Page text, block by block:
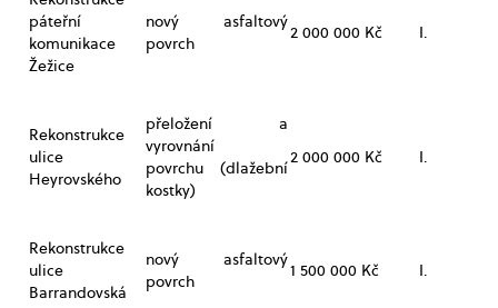
páteřní
komunikace
Žežice
nový asfaltový
povrch
2 000 000 Kč I.
Rekonstrukce
ulice
Heyrovského
přeložení a
vyrovnání
povrchu (dlažební
kostky)
2 000 000 Kč I.
Rekonstrukce
ulice
Barrandovská
nový asfaltový
povrch
1 500 000 Kč I.